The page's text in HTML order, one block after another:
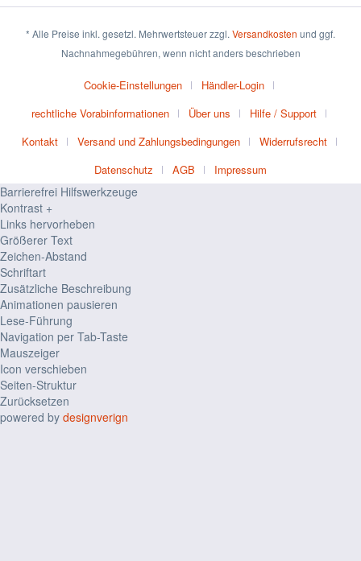
* Alle Preise inkl. gesetzl. Mehrwertsteuer zzgl. Versandkosten und ggf.
Nachnahmegebühren, wenn nicht anders beschrieben
Cookie-Einstellungen
Händler-Login
rechtliche Vorabinformationen
Über uns
Hilfe / Support
Kontakt
Versand und Zahlungsbedingungen
Widerrufsrecht
Datenschutz
AGB Impressum
Barrierefrei Hilfswerkzeuge
Kontrast +
Links hervorheben
Größerer Text
Zeichen-Abstand
Schriftart
Zusätzliche Beschreibung
Animationen pausieren
Lese-Führung
Navigation per Tab-Taste
Mauszeiger
Icon verschieben
Seiten-Struktur
Zurücksetzen
powered by designverign